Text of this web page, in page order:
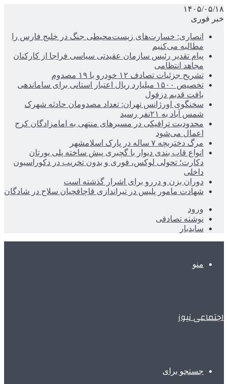
۱۴۰۵/۰۵/۱۸
خبر فوری
انصاری: خسارت‌های زیست‌محیطی جنگ در خلیج فارس را
مطالبه‌ می‌کنیم
پیام تقدیر رئیس سازمان عقیدتی سیاسی فراجا از کارکنان
مجاهد انتظامی
تشریح جزئیات تصادف ۱۲ خودرو با ۱۹ مصدوم
تخصیص ۱۵۰۰ میلیارد ریال اعتبار استانی برای ساماندهی
بافت قدیم دزفول
سخنگوی اورژانس تهران: تعداد مصدومان حادثه شهرک
شمس آباد به ۲۱نفر رسید
محدودیت ترافیکی در مسیرهای منتهی به امامزادگان کرج
اعمال می‌شود
مرگ دختربچه ۷ ساله در پارک اسلامشهر
انواع قاب بندی دیوار با گچبری پیش ساخته پلی یورتان
دکارت؛ تحولی لوکس، فوری و بدون تخریب در دکوراسیون
داخلی
دوران بزن و دررو برای اشرار گذشته است
شهادت مامور پلیس در تیراندازی قاچاقچیان سلاح در شادگان
ورود
نوشته تصادفی
سایدبار
منو
اجتماعی نیوز
جستجو برای